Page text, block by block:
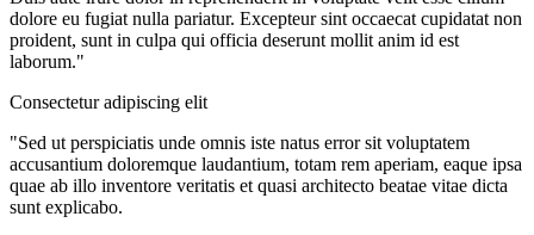
dolore eu fugiat nulla pariatur. Excepteur sint occaecat cupidatat non
proident, sunt in culpa qui officia deserunt mollit anim id est
laborum."
Consectetur adipiscing elit
"Sed ut perspiciatis unde omnis iste natus error sit voluptatem
accusantium doloremque laudantium, totam rem aperiam, eaque ipsa
quae ab illo inventore veritatis et quasi architecto beatae vitae dicta
sunt explicabo.